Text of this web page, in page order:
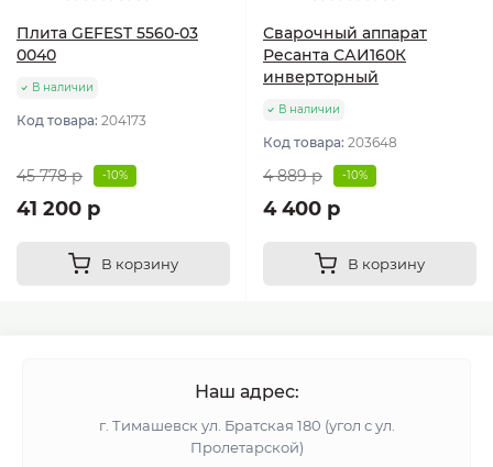
Плита GEFEST 5560-03
0040
В наличии
Код товара: 204173
45 778 р -10%
41 200 р
В корзину
Сварочный аппарат
Ресанта САИ160К
инверторный
В наличии
Код товара: 203648
4 889 р -10%
4 400 р
В корзину
Наш адрес:
г. Тимашевск ул. Братская 180 (угол с ул.
Пролетарской)